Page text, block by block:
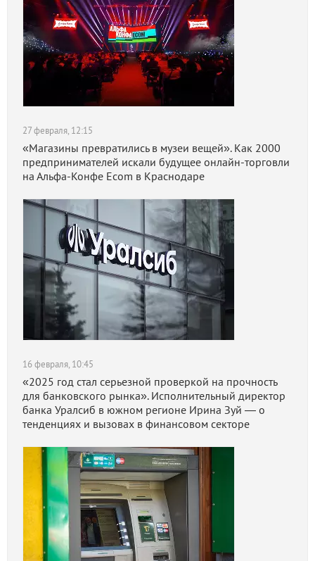
27 февраля, 12:15
«Магазины превратились в музеи вещей». Как 2000
предпринимателей искали будущее онлайн-торговли
на Альфа-Конфе Ecom в Краснодаре
16 февраля, 10:45
«2025 год стал серьезной проверкой на прочность
для банковского рынка». Исполнительный директор
банка Уралсиб в южном регионе Ирина Зуй — о
тенденциях и вызовах в финансовом секторе